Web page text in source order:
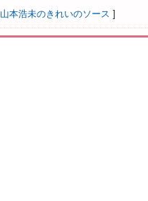
山本浩未のきれいのソース ]